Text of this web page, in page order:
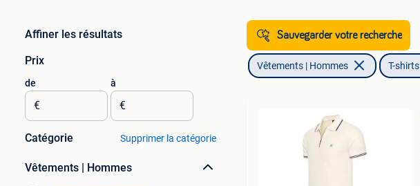
Affiner les résultats
Prix
de
€
à
€
Catégorie Supprimer la catégorie
Vêtements | Hommes
Sauvegarder votre recherche
Vêtements | Hommes T-shirts